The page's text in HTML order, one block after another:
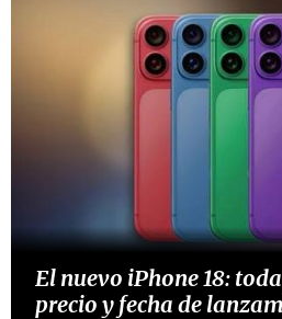
El nuevo iPhone 18:
precio y fecha de